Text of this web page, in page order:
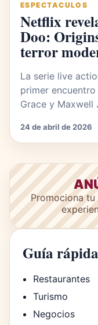
ESPECTACULOS
Netflix
Doo:
terror
La serie live
primer
Grace y Maxwell
24 de abril de 2026
Promociona
Guía rápida
Restaurantes
Turismo
Negocios